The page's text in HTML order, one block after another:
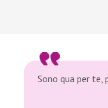
Sono qua per